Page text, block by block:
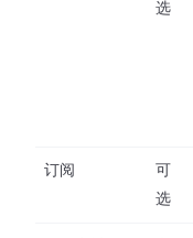
选
订阅
可
选